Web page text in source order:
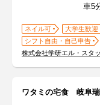
車5
ネイル可 大学生歓迎
シフト自由・自己申告
株式会社学研エル・スタ
ワタミの宅食 岐阜瑞